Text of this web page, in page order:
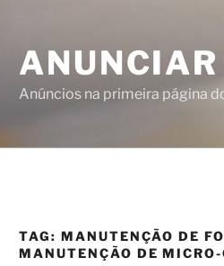
Anúncios na primeira página
TAG: MANUTENÇÃO DE
MANUTENÇÃO DE